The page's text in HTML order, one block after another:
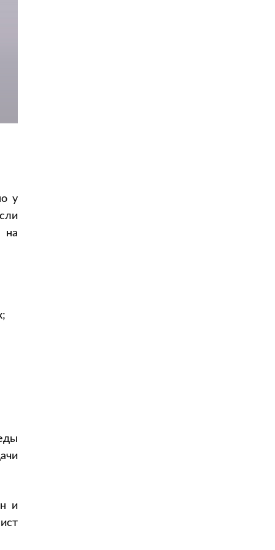
у
на
и